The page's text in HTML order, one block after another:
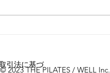
© 2023 THE PILATES / WELL Inc.
引法に基づ